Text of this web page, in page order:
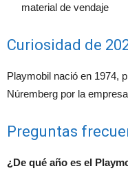
material de vendaje
Curiosidad de
Playmobil nació en 1974,
Núremberg por la
Preguntas
¿De qué año es el